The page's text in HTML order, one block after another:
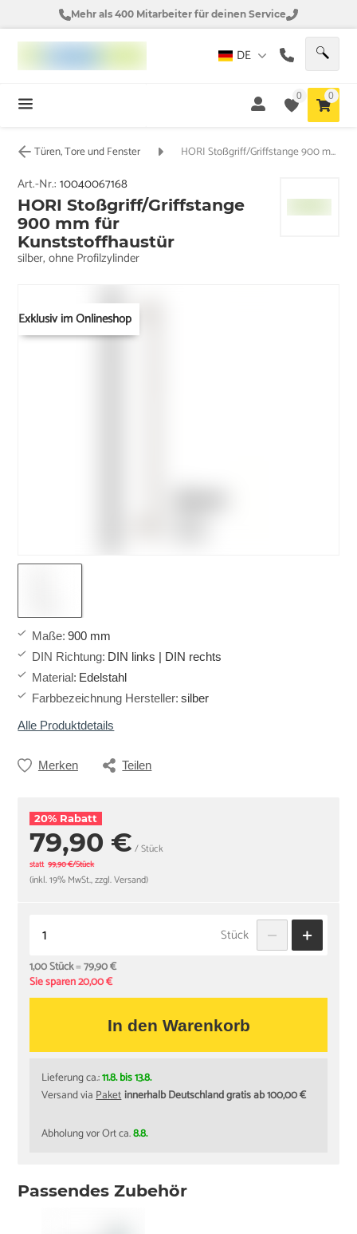
Mehr als 400 Mitarbeiter für deinen Service
DE
0 0
Türen, Tore und Fenster HORI Stoßgriff/Griffstange 900 mm für Kunststoffhaustür
Exklusiv im Onlineshop
Art.-Nr.:10040067168
HORI Stoßgriff/Griffstange
900 mm für
Kunststoffhaustür
silber, ohne Profilzylinder
Maße: 900 mm
DIN Richtung: DIN links | DIN rechts
Material: Edelstahl
Farbbezeichnung Hersteller: silber
Alle Produktdetails
Merken Teilen
20% Rabatt
79,90 € / Stück
statt 99,90 €/Stück
(inkl. 19% MwSt., zzgl. Versand)
Stück
1,00 Stück=79,90 €
Sie sparen 20,00 €
In den Warenkorb
Lieferung ca.:11.8. bis 13.8.
Versand viaPaketinnerhalb Deutschland gratis ab 100,00 €
Abholung vor Ort ca.8.8.
Passendes Zubehör